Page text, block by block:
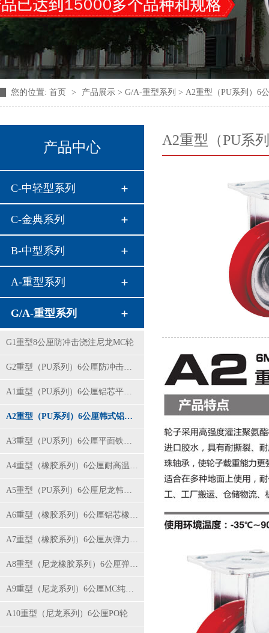
您的位置: 首页 > 产品展示 > G/A-重型系列 > A2重型（PU系列）6
产品中心
C-中轻型系列
C-金典系列
B-中型系列
A-重型系列
G/A-重型系列
G1重型8公厘防冲击浇注尼龙MC轮
G2重型（PU系列）6公厘防冲击平面铁芯PU轮
A1重型（PU系列）6公厘铝芯平面红色PU轮
A2重型（PU系列）6公厘韩式铝芯红PU轮
A3重型（PU系列）6公厘平面铁芯聚氨酯轮
A4重型（橡胶系列）6公厘耐高温铝芯橡胶轮
A5重型（PU系列）6公厘尼龙韩式黄PU轮
A6重型（橡胶系列）6公厘铝芯橡胶轮
A7重型（橡胶系列）6公厘灰弹力橡胶轮
A8重型（尼龙橡胶系列）6公厘弹力橡胶轮
A9重型（尼龙系列）6公厘MC纯尼龙轮
A10重型（尼龙系列）6公厘PO轮
A2重型（PU系